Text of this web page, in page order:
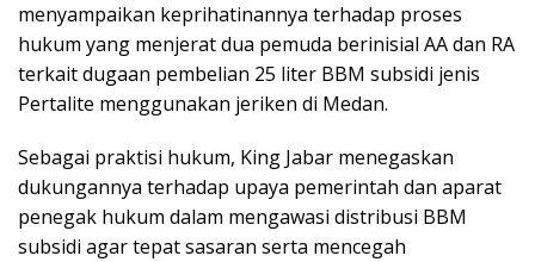
menyampaikan keprihatinannya terhadap proses
hukum yang menjerat dua pemuda berinisial AA dan RA
terkait dugaan pembelian 25 liter BBM subsidi jenis
Pertalite menggunakan jeriken di Medan.
Sebagai praktisi hukum, King Jabar menegaskan
dukungannya terhadap upaya pemerintah dan aparat
penegak hukum dalam mengawasi distribusi BBM
subsidi agar tepat sasaran serta mencegah